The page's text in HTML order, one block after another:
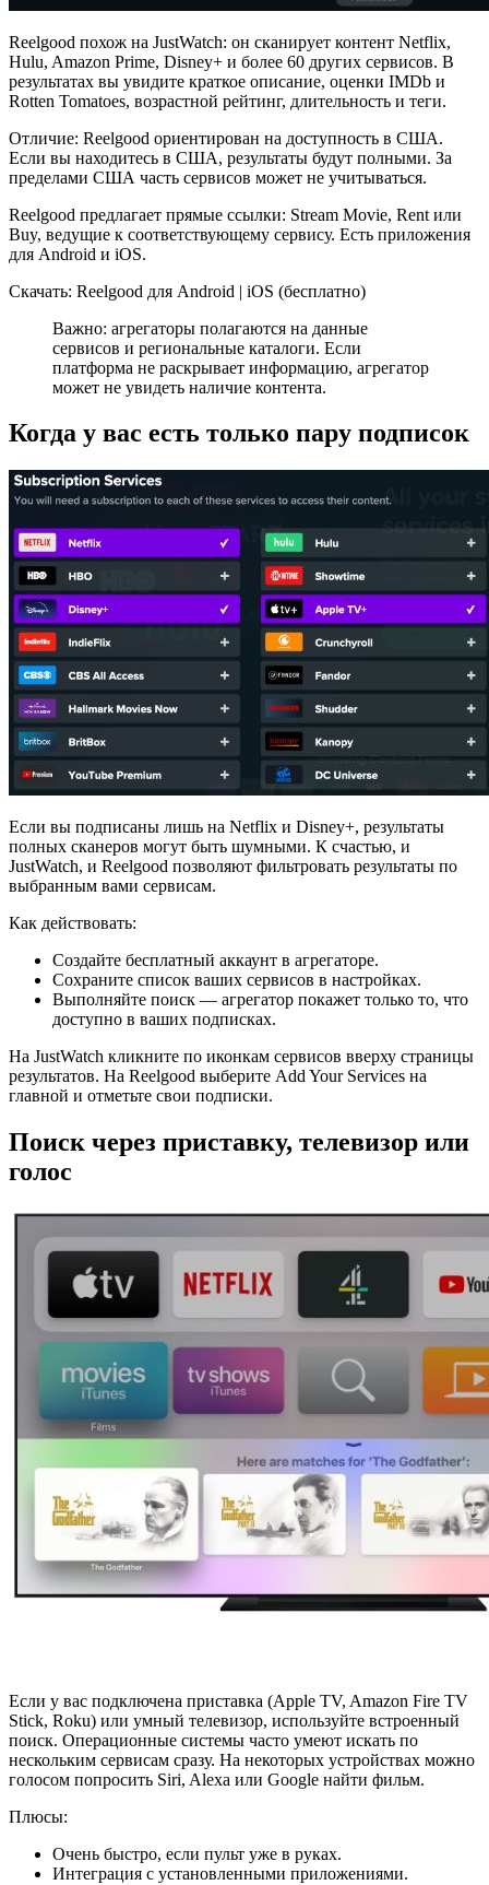
Reelgood похож на JustWatch: он сканирует контент Netflix,
Hulu, Amazon Prime, Disney+ и более 60 других сервисов. В
результатах вы увидите краткое описание, оценки IMDb и
Rotten Tomatoes, возрастной рейтинг, длительность и теги.
Отличие: Reelgood ориентирован на доступность в США.
Если вы находитесь в США, результаты будут полными. За
пределами США часть сервисов может не учитываться.
Reelgood предлагает прямые ссылки: Stream Movie, Rent или
Buy, ведущие к соответствующему сервису. Есть приложения
для Android и iOS.
Скачать: Reelgood для Android | iOS (бесплатно)
Важно: агрегаторы полагаются на данные
сервисов и региональные каталоги. Если
платформа не раскрывает информацию, агрегатор
может не увидеть наличие контента.
Когда у вас есть только пару подписок
Если вы подписаны лишь на Netflix и Disney+, результаты
полных сканеров могут быть шумными. К счастью, и
JustWatch, и Reelgood позволяют фильтровать результаты по
выбранным вами сервисам.
Как действовать:
Создайте бесплатный аккаунт в агрегаторе.
Сохраните список ваших сервисов в настройках.
Выполняйте поиск — агрегатор покажет только то, что
доступно в ваших подписках.
На JustWatch кликните по иконкам сервисов вверху страницы
результатов. На Reelgood выберите Add Your Services на
главной и отметьте свои подписки.
Поиск через приставку, телевизор или
голос
Если у вас подключена приставка (Apple TV, Amazon Fire TV
Stick, Roku) или умный телевизор, используйте встроенный
поиск. Операционные системы часто умеют искать по
нескольким сервисам сразу. На некоторых устройствах можно
голосом попросить Siri, Alexa или Google найти фильм.
Плюсы:
Очень быстро, если пульт уже в руках.
Интеграция с установленными приложениями.